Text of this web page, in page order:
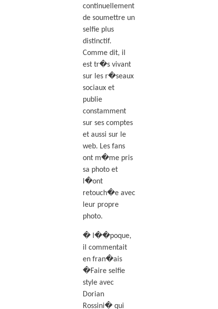
continuellement
de soumettre un
selfie plus
distinctif.
Comme dit, il
est tr�s vivant
sur les r�seaux
sociaux et
publie
constamment
sur ses comptes
et aussi sur le
web. Les fans
ont m�me pris
sa photo et
l�ont
retouch�e avec
leur propre
photo.
� l��poque,
il commentait
en fran�ais
�Faire selfie
style avec
Dorian
Rossini� qui